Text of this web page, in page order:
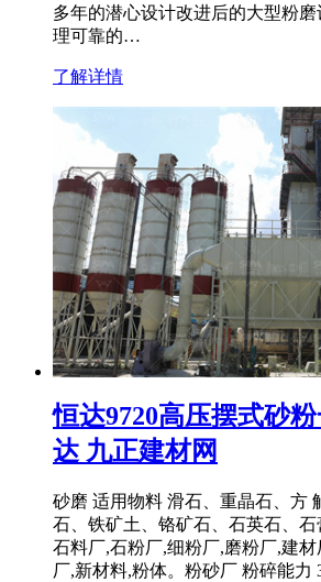
多年的潜心设计改进后的大型粉
理可靠的…
了解详情
恒达9720高压摆式砂
达 九正建材网
砂磨 适用物料 滑石、重晶石、方
石、铁矿土、铬矿石、石英石、
石料厂,石粉厂,细粉厂,磨粉厂,建
厂,新材料,粉体。粉砂厂 粉碎能力